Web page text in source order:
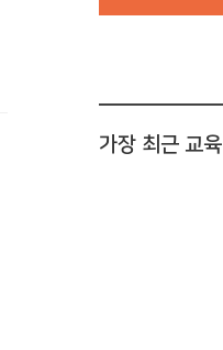
가장 최근 교육